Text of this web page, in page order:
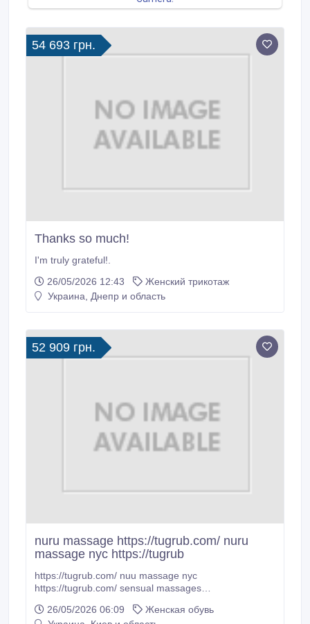
54 693 грн.
Thanks so much!
I'm truly grateful!.
26/05/2026 12:43
Женский трикотаж
Украина, Днепр и область
52 909 грн.
nuru massage https://tugrub.com/ nuru
massage nyc https://tugrub
https://tugrub.com/ nuu massage nyc
https://tugrub.com/ sensual massages
nyc nuru massage https://tugrub.com/ adult massage
26/05/2026 06:09
Женская обувь